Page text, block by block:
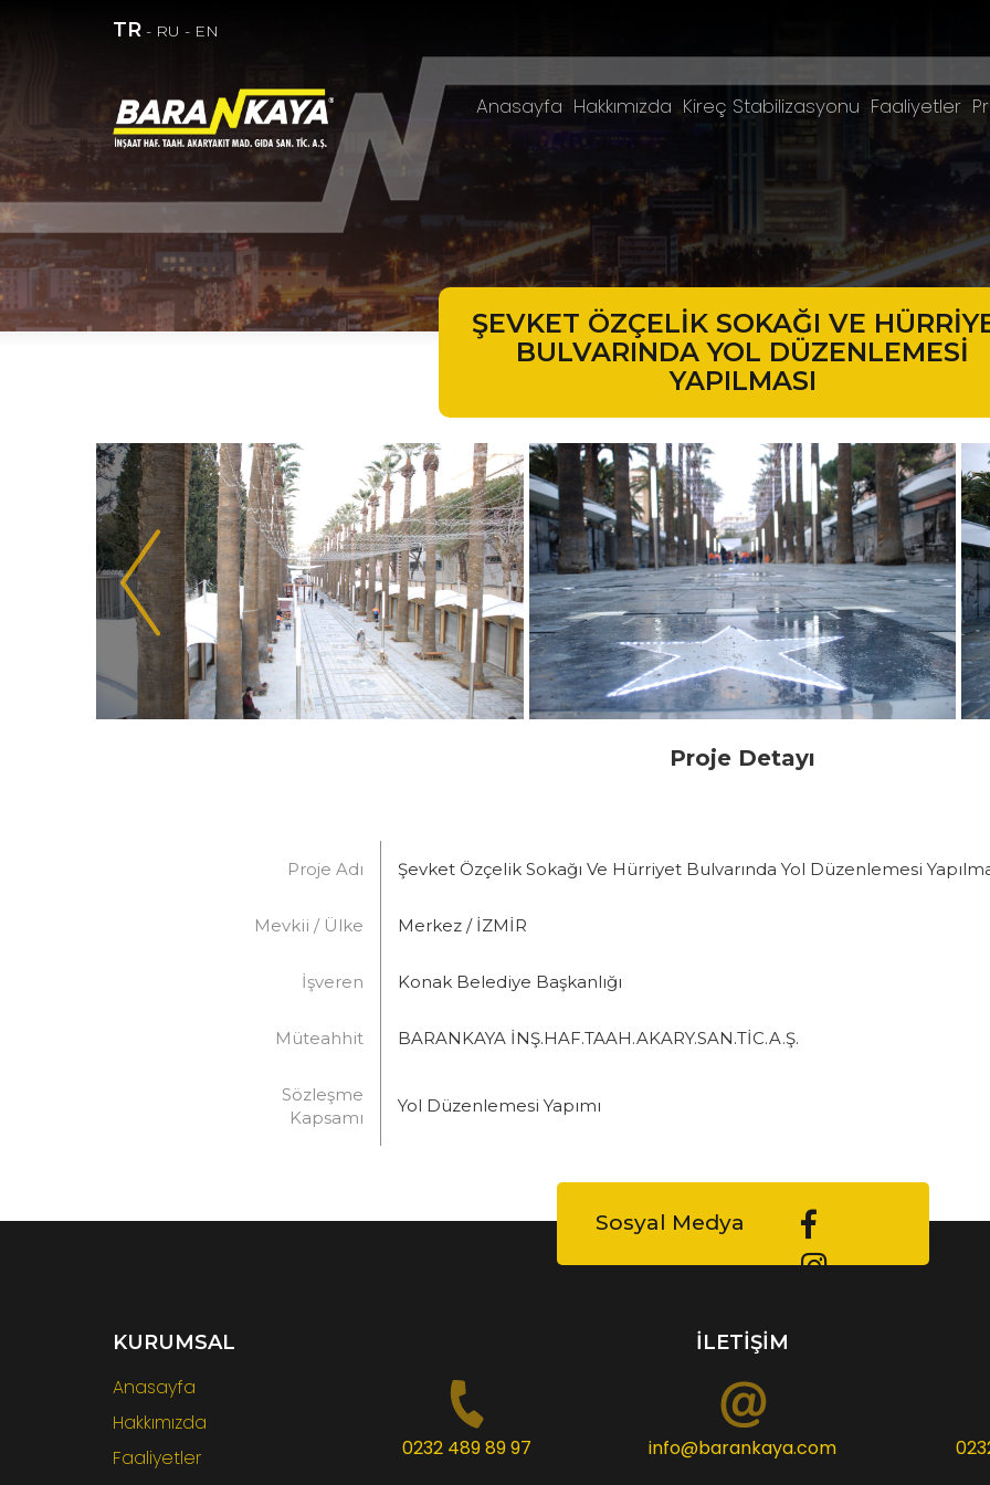
TR - RU - EN
Anasayfa Hakkımızda Kireç Stabilizasyonu Faaliyetler
ŞEVKET ÖZÇELİK SOKAĞI VE
BULVARINDA YOL DÜZENLEMESİ
YAPILMASI
Proje Detayı
Proje Adı Şevket Özçelik Sokağı Ve Hürriyet Bulvarında Yol Düzenlemesi
Mevkii / Ülke Merkez / İZMİR
İşveren Konak Belediye Başkanlığı
Müteahhit BARANKAYA İNŞ.HAF.TAAH.AKARY.SAN.TİC.A.Ş.
Sözleşme
Kapsamı
Yol Düzenlemesi Yapımı
Sosyal Medya
KURUMSAL
Anasayfa
Hakkımızda
Faaliyetler
İLETİŞİM
0232 489 89 97 info@barankaya.com